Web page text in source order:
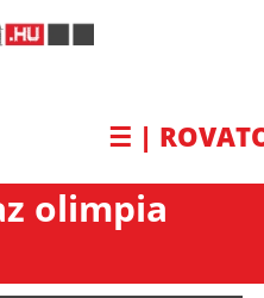
☰ |
olimpia